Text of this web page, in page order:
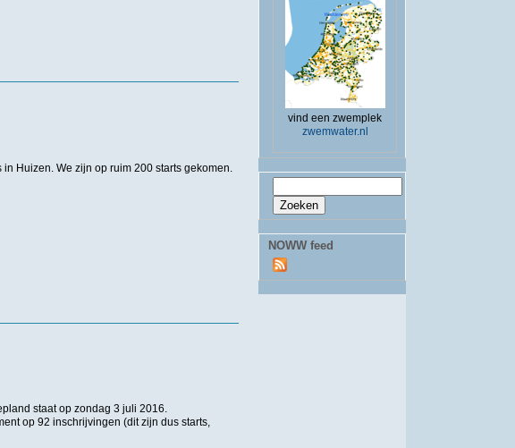
Huizen. We zijn op ruim 200 starts gekomen.
staat op zondag 3 juli 2016.
op 92 inschrijvingen (dit zijn dus starts,
vind een zwemplek
zwemwater.nl
Zoekveld
NOWW feed